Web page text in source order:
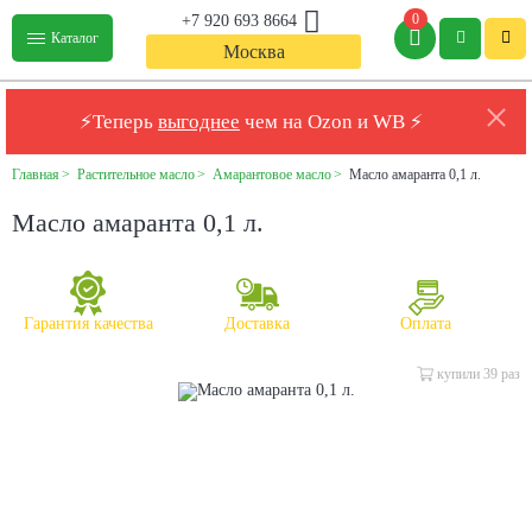
Каталог
Москва
+7 920 693 8664 0
⚡Теперь выгоднее чем на Ozon и WB ⚡
Главная Растительное масло Амарантовое масло Масло амаранта 0,1 л.
Масло амаранта 0,1 л.
Гарантия качества Доставка Оплата
купили 39 раз